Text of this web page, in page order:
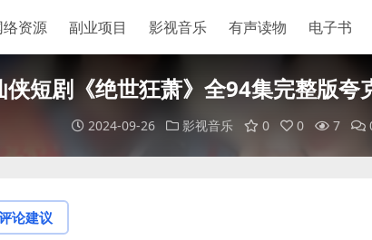
络资源 副业项目 影视音乐 有声读物 电子书
侠短剧《绝世狂萧》全94集完整版夸
2024-09-26 影视音乐 0 0 7
论建议